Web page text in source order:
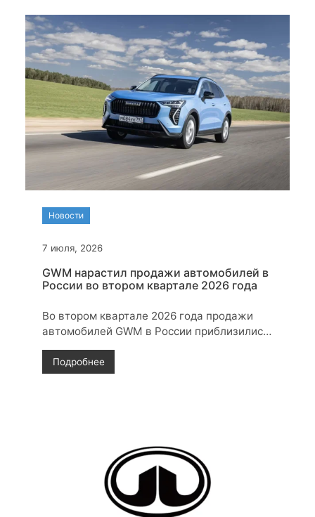
Новости
7 июля, 2026
GWM нарастил продажи автомобилей в
России во втором квартале 2026 года
Во втором квартале 2026 года продажи
автомобилей GWM в России приблизились
к 53 000 единиц. Основную долю
обеспечил бренд Haval, положительную
динамику также показал TANK.
Подробнее